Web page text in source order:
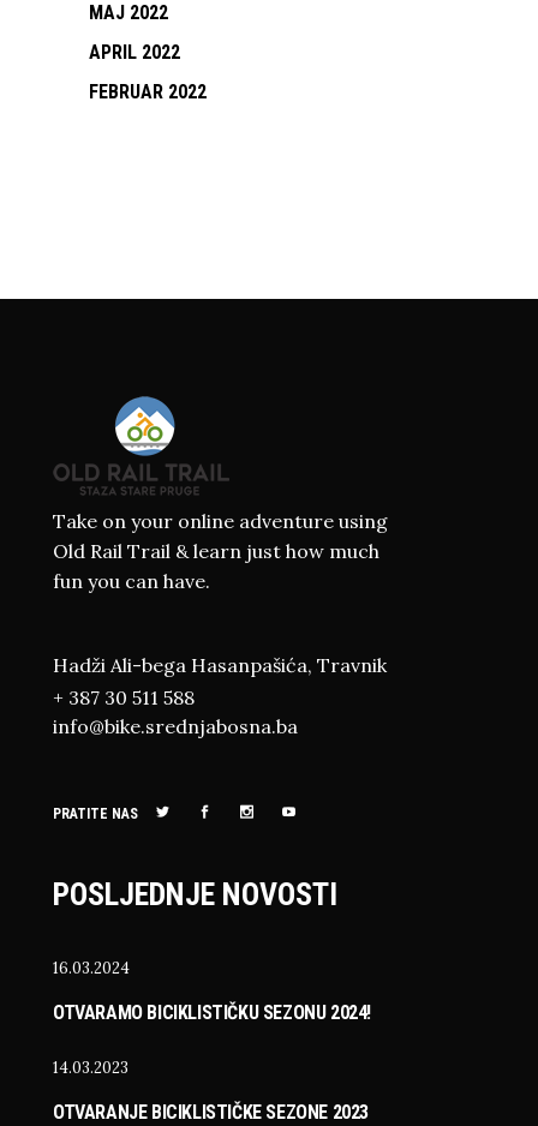
MAJ 2022
APRIL 2022
FEBRUAR 2022
Take on your online adventure using
Old Rail Trail & learn just how much
fun you can have.
Hadži Ali-bega Hasanpašića, Travnik
+ 387 30 511 588
info@bike.srednjabosna.ba
PRATITE NAS
POSLJEDNJE NOVOSTI
16.03.2024
OTVARAMO BICIKLISTIČKU SEZONU 2024!
14.03.2023
OTVARANJE BICIKLISTIČKE SEZONE 2023